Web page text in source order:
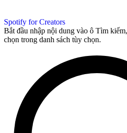
Spotify for Creators
Bắt đầu nhập nội dung vào ô Tìm
chọn trong danh sách tùy chọn.